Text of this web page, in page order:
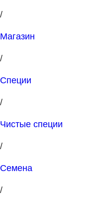
/
Магазин
/
Специи
/
Чистые специи
/
Семена
/